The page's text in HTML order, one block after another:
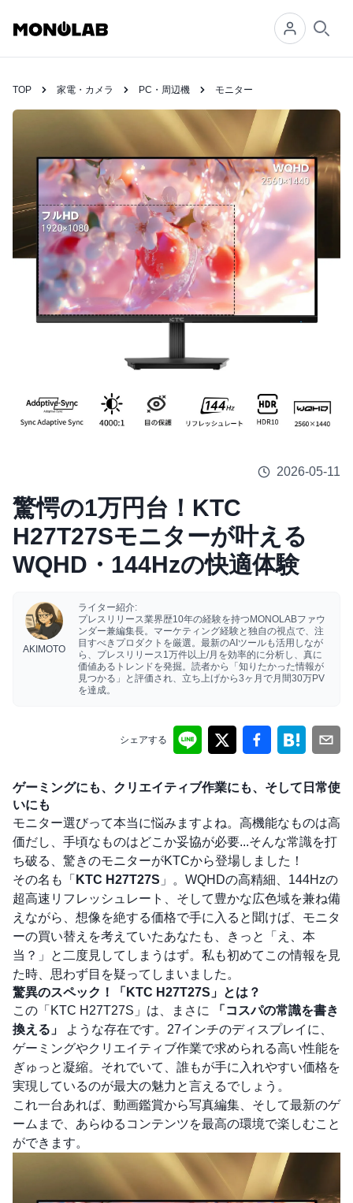
TOP 家電・カメラ PC・周辺機 モニター
2026-05-11
驚愕の1万円台！KTC
H27T27Sモニターが叶える
WQHD・144Hzの快適体験
AKIMOTO
ライター紹介:
プレスリリース業界歴10年の経験を持つMONOLABファウ
ンダー兼編集長。マーケティング経験と独自の視点で、注
目すべきプロダクトを厳選。最新のAIツールも活用しなが
ら、プレスリリース1万件以上/月を効率的に分析し、真に
価値あるトレンドを発掘。読者から「知りたかった情報が
見つかる」と評価され、立ち上げから3ヶ月で月間30万PV
を達成。
シェアする
ゲーミングにも、クリエイティブ作業にも、そして日常使
いにも
モニター選びって本当に悩みますよね。高機能なものは高
価だし、手頃なものはどこか妥協が必要...そんな常識を打
ち破る、驚きのモニターがKTCから登場しました！
その名も「 KTC H27T27S 」。WQHDの高精細、144Hzの
超高速リフレッシュレート、そして豊かな広色域を兼ね備
えながら、想像を絶する価格で手に入ると聞けば、モニタ
ーの買い替えを考えていたあなたも、きっと「え、本
当？」と二度見してしまうはず。私も初めてこの情報を見
た時、思わず目を疑ってしまいました。
驚異のスペック！「KTC H27T27S」とは？
この「KTC H27T27S」は、まさに
「コスパの常識を書き
換える」
ような存在です。27インチのディスプレイに、
ゲーミングやクリエイティブ作業で求められる高い性能を
ぎゅっと凝縮。それでいて、誰もが手に入れやすい価格を
実現しているのが最大の魅力と言えるでしょう。
これ一台あれば、動画鑑賞から写真編集、そして最新のゲ
ームまで、あらゆるコンテンツを最高の環境で楽しむこと
ができます。